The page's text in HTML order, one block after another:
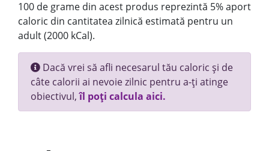
100 de grame din acest produs reprezintă 5% aport
caloric din cantitatea zilnică estimată pentru un
adult (2000 kCal).
Dacă vrei să afli necesarul tău caloric și de
câte calorii ai nevoie zilnic pentru a-ți atinge
obiectivul,îl poți calcula aici.